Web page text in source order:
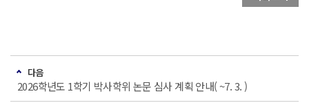
다음
2026학년도 1학기 박사학위 논문 심사 계획 안내( ~7. 3. )